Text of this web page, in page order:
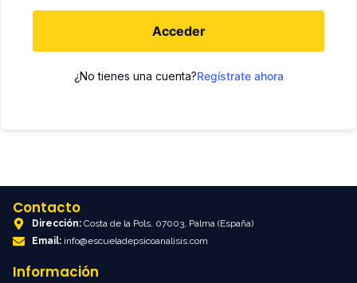
Acceder
¿No tienes una cuenta?Regístrate ahora
Contacto
Dirección: Costa de la Pols, 07003, Palma (España)
Email: info@escueladepsicoanalisis.com
Información